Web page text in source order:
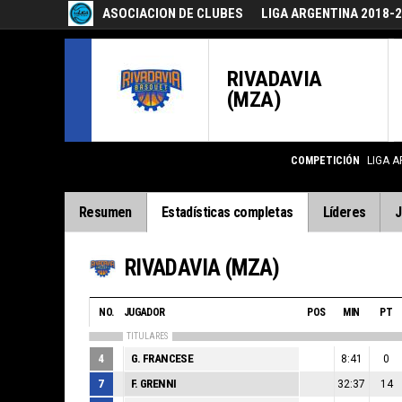
ASOCIACION DE CLUBES LIGA ARGENTINA 2018-
RIVADAVIA
(MZA)
COMPETICIÓN LIGA
Resumen Estadísticas completas Líderes
RIVADAVIA (MZA)
NO. JUGADOR POS MIN PT
TITULARES
4 G. FRANCESE 8:41 0
7 F. GRENNI 32:37 14